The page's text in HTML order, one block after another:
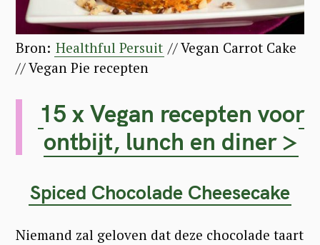
Bron: Healthful Persuit // Vegan Carrot Cake
// Vegan Pie recepten
15 x Vegan recepten voor
ontbijt, lunch en diner >
Spiced Chocolade Cheesecake
Niemand zal geloven dat deze chocolade taart